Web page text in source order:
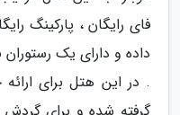
داده و دارای یک
. در این هتل برای